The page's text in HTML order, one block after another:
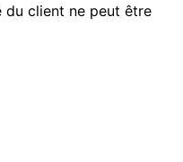
du client ne peut être